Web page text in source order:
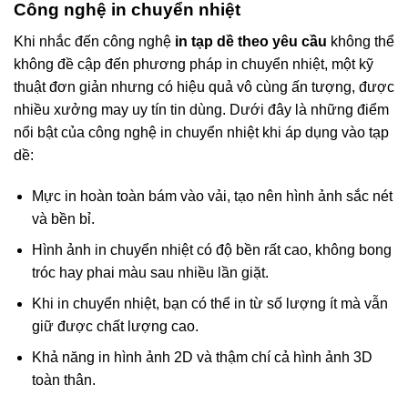
Công nghệ in chuyển nhiệt
Khi nhắc đến công nghệ in tạp dề theo yêu cầu không thể
không đề cập đến phương pháp in chuyển nhiệt, một kỹ
thuật đơn giản nhưng có hiệu quả vô cùng ấn tượng, được
nhiều xưởng may uy tín tin dùng. Dưới đây là những điểm
nổi bật của công nghệ in chuyển nhiệt khi áp dụng vào tạp
dề:
Mực in hoàn toàn bám vào vải, tạo nên hình ảnh sắc nét
và bền bỉ.
Hình ảnh in chuyển nhiệt có độ bền rất cao, không bong
tróc hay phai màu sau nhiều lần giặt.
Khi in chuyển nhiệt, bạn có thể in từ số lượng ít mà vẫn
giữ được chất lượng cao.
Khả năng in hình ảnh 2D và thậm chí cả hình ảnh 3D
toàn thân.